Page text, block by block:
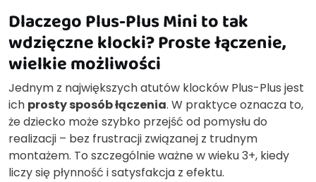
Dlaczego Plus-Plus Mini to tak
wdzięczne klocki? Proste łączenie,
wielkie możliwości
Jednym z największych atutów klocków Plus-Plus jest
ich prosty sposób łączenia. W praktyce oznacza to,
że dziecko może szybko przejść od pomysłu do
realizacji – bez frustracji związanej z trudnym
montażem. To szczególnie ważne w wieku 3+, kiedy
liczy się płynność i satysfakcja z efektu.